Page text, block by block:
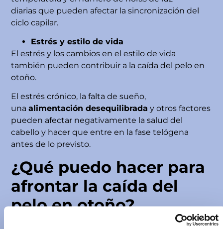
diarias que pueden afectar la sincronización del
ciclo capilar.
Estrés y estilo de vida
El estrés y los cambios en el estilo de vida
también pueden contribuir a la caída del pelo en
otoño.
El estrés crónico, la falta de sueño,
unaalimentación desequilibrada y otros factores
pueden afectar negativamente la salud del
cabello y hacer que entre en la fase telógena
antes de lo previsto.
¿Qué puedo hacer para
afrontar la caída del
pelo en otoño?